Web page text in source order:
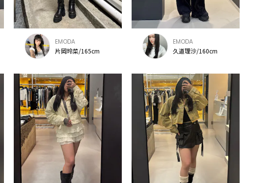
EMODA
片岡玲菜/165cm
EMODA
久道理沙/160cm